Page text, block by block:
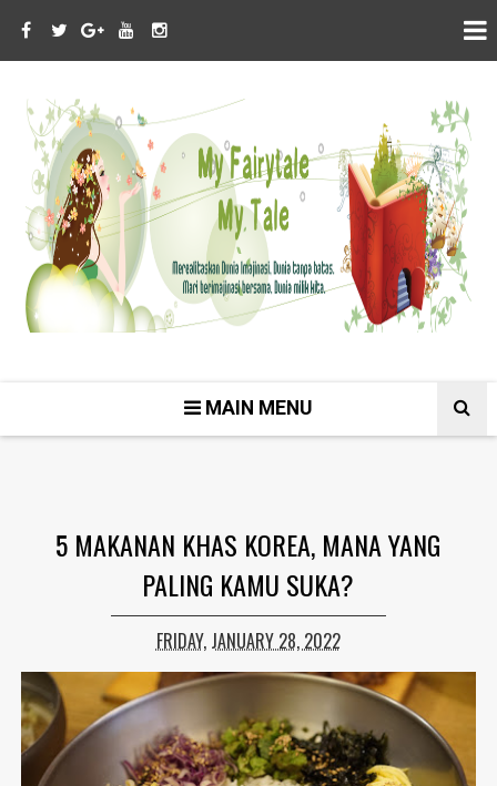
MAIN MENU
5 MAKANAN KHAS KOREA, MANA YANG
PALING KAMU SUKA?
FRIDAY, JANUARY 28, 2022